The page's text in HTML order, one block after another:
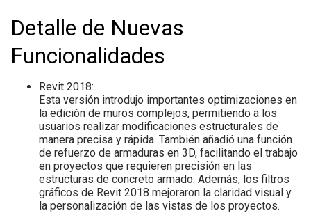
Detalle de Nuevas
Funcionalidades
Revit 2018:
Esta versión introdujo importantes optimizaciones en
la edición de muros complejos, permitiendo a los
usuarios realizar modificaciones estructurales de
manera precisa y rápida. También añadió una función
de refuerzo de armaduras en 3D, facilitando el trabajo
en proyectos que requieren precisión en las
estructuras de concreto armado. Además, los filtros
gráficos de Revit 2018 mejoraron la claridad visual y
la personalización de las vistas de los proyectos.